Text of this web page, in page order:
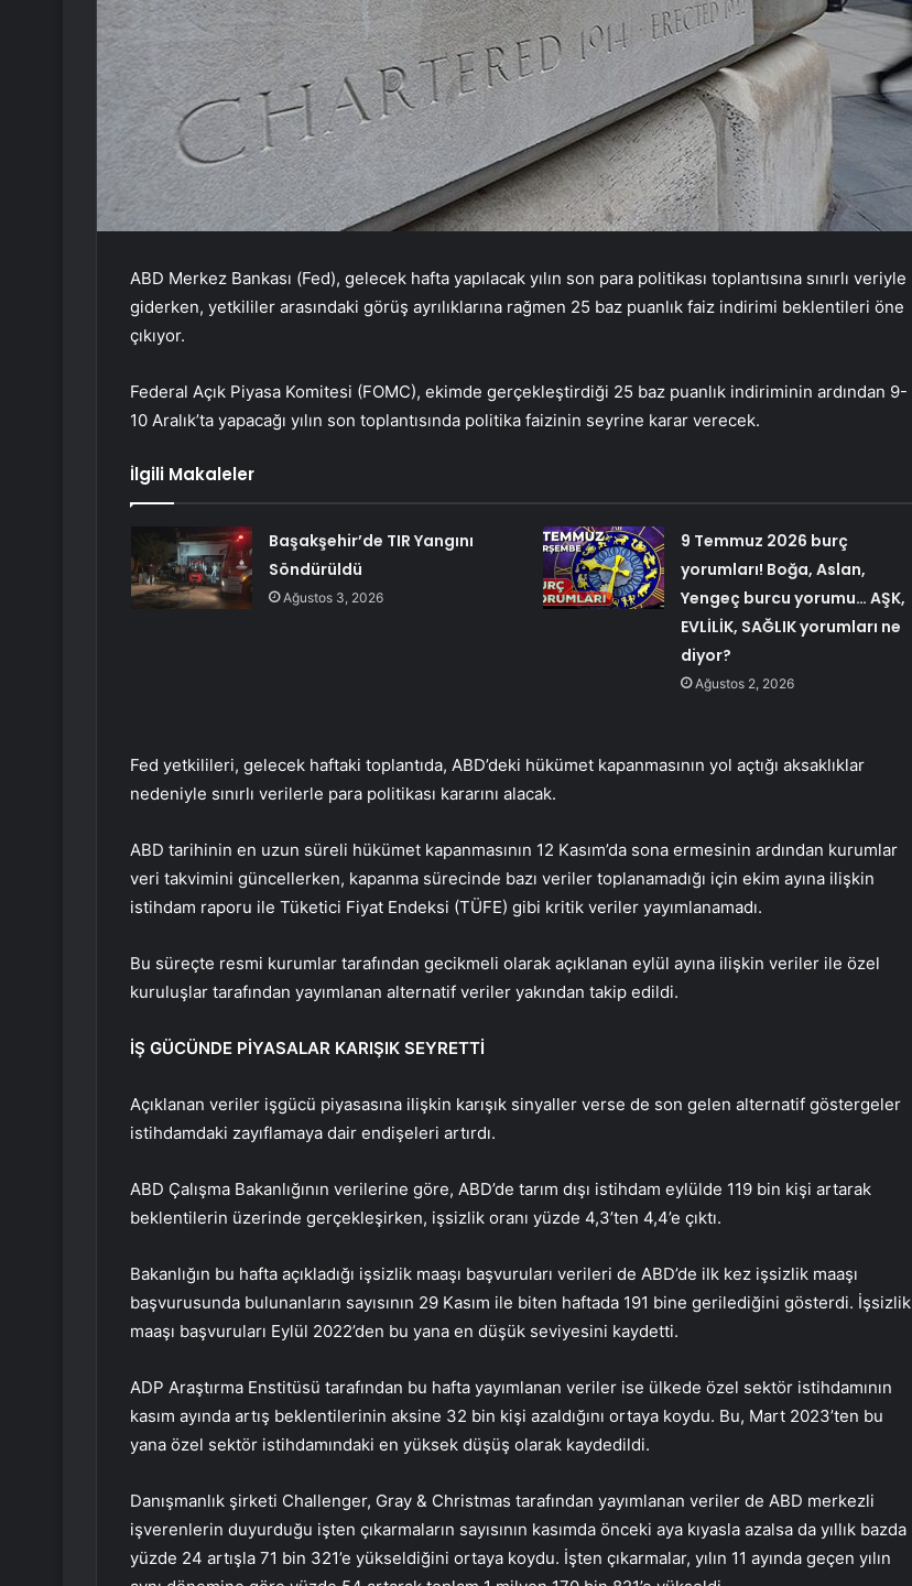
ABD Merkez Bankası (Fed), gelecek hafta yapılacak yılın son para politikası toplantısına sınırlı veriyle
giderken, yetkililer arasındaki görüş ayrılıklarına rağmen 25 baz puanlık faiz indirimi beklentileri öne
çıkıyor.
Federal Açık Piyasa Komitesi (FOMC), ekimde gerçekleştirdiği 25 baz puanlık indiriminin ardından 9-
10 Aralık’ta yapacağı yılın son toplantısında politika faizinin seyrine karar verecek.
İlgili Makaleler
Başakşehir’de TIR Yangını
Söndürüldü
Ağustos 3, 2026
9 Temmuz 2026 burç
yorumları! Boğa, Aslan,
Yengeç burcu yorumu… AŞK,
EVLİLİK, SAĞLIK yorumları ne
diyor?
Ağustos 2, 2026
Fed yetkilileri, gelecek haftaki toplantıda, ABD’deki hükümet kapanmasının yol açtığı aksaklıklar
nedeniyle sınırlı verilerle para politikası kararını alacak.
ABD tarihinin en uzun süreli hükümet kapanmasının 12 Kasım’da sona ermesinin ardından kurumlar
veri takvimini güncellerken, kapanma sürecinde bazı veriler toplanamadığı için ekim ayına ilişkin
istihdam raporu ile Tüketici Fiyat Endeksi (TÜFE) gibi kritik veriler yayımlanamadı.
Bu süreçte resmi kurumlar tarafından gecikmeli olarak açıklanan eylül ayına ilişkin veriler ile özel
kuruluşlar tarafından yayımlanan alternatif veriler yakından takip edildi.
İŞ GÜCÜNDE PİYASALAR KARIŞIK SEYRETTİ
Açıklanan veriler işgücü piyasasına ilişkin karışık sinyaller verse de son gelen alternatif göstergeler
istihdamdaki zayıflamaya dair endişeleri artırdı.
ABD Çalışma Bakanlığının verilerine göre, ABD’de tarım dışı istihdam eylülde 119 bin kişi artarak
beklentilerin üzerinde gerçekleşirken, işsizlik oranı yüzde 4,3’ten 4,4’e çıktı.
Bakanlığın bu hafta açıkladığı işsizlik maaşı başvuruları verileri de ABD’de ilk kez işsizlik maaşı
başvurusunda bulunanların sayısının 29 Kasım ile biten haftada 191 bine gerilediğini gösterdi. İşsizlik
maaşı başvuruları Eylül 2022’den bu yana en düşük seviyesini kaydetti.
ADP Araştırma Enstitüsü tarafından bu hafta yayımlanan veriler ise ülkede özel sektör istihdamının
kasım ayında artış beklentilerinin aksine 32 bin kişi azaldığını ortaya koydu. Bu, Mart 2023’ten bu
yana özel sektör istihdamındaki en yüksek düşüş olarak kaydedildi.
Danışmanlık şirketi Challenger, Gray & Christmas tarafından yayımlanan veriler de ABD merkezli
işverenlerin duyurduğu işten çıkarmaların sayısının kasımda önceki aya kıyasla azalsa da yıllık bazda
yüzde 24 artışla 71 bin 321’e yükseldiğini ortaya koydu. İşten çıkarmalar, yılın 11 ayında geçen yılın